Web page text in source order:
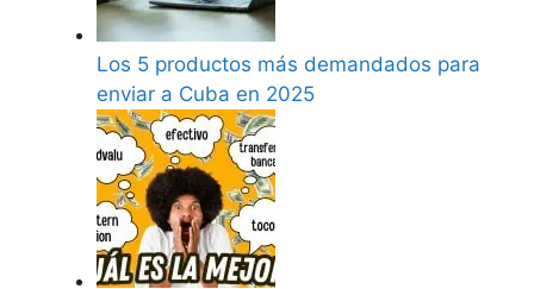
Los 5 productos más demandados para
enviar a Cuba en 2025